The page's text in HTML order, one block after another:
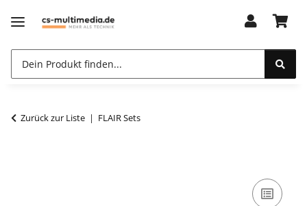
Zurück zur Liste FLAIR Sets